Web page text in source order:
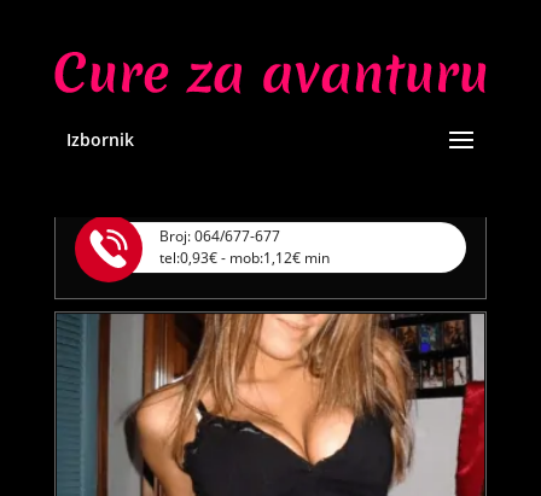
Izbornik
TRAŽIM:
ljubav, seks, avantura, povremene
veze, poznanstva, brak
Broj: 064/677-677
tel:0,93€ - mob:1,12€ min